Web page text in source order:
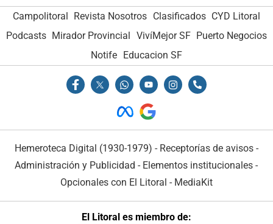
Campolitoral Revista Nosotros Clasificados CYD Litoral
Podcasts Mirador Provincial VivíMejor SF Puerto Negocios
Notife Educacion SF
Hemeroteca Digital (1930-1979) - Receptorías de avisos -
Administración y Publicidad - Elementos institucionales -
Opcionales con El Litoral - MediaKit
El Litoral es miembro de: